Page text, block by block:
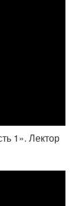
1». Лектор